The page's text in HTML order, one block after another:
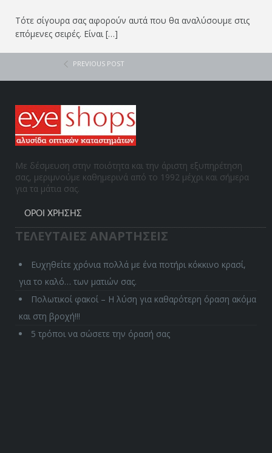
Τότε σίγουρα σας αφορούν αυτά που θα αναλύσουμε στις
επόμενες σειρές. Είναι […]
PREVIOUS POST
Με δέσμευση στην ποιότητα και την άριστη εξυπηρέτηση
σας, μεριμνούμε καθημερινά από το 1992 μέχρι και σήμερα
για τα μάτια σας.
ΌΡΟΙ ΧΡΉΣΗΣ
ΤΕΛΕΥΤΑΙΕΣ ΑΝΑΡΤΗΣΕΙΣ
Ευχηθείτε χρόνια πολλά με ένα ποτήρι κόκκινο κρασί,
για το καλό… των ματιών σας.
Πολωτικοί φακοί – Η λύση για καθαρότερη όραση ακόμα
και στη βροχή!!!
5 τρόποι να σώσετε την όρασή σας